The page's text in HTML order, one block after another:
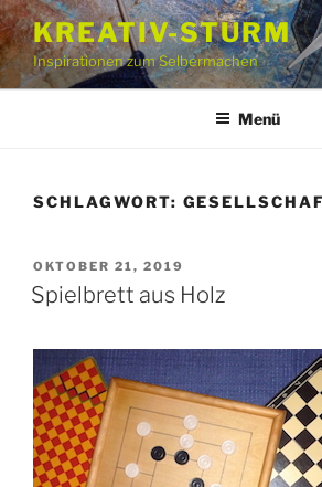
Zum
Inhalt
springen
KREATIV-STURM
Inspirationen zum Selbermachen
Menü
SCHLAGWORT:
VERÖFFENTLICHT
AM
OKTOBER 21, 2019
Spielbrett aus Holz